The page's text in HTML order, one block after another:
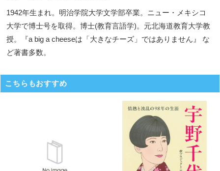
1942年生まれ。明治学院大学文学部卒業。ニュー・メキシコ
大学で博士号を取得。博士(教育言語学)。元北海道教育大学教
授。『a big a cheeseは「大きなチーズ」ではありません』 な
ど著書多数。
こちらもおすすめ